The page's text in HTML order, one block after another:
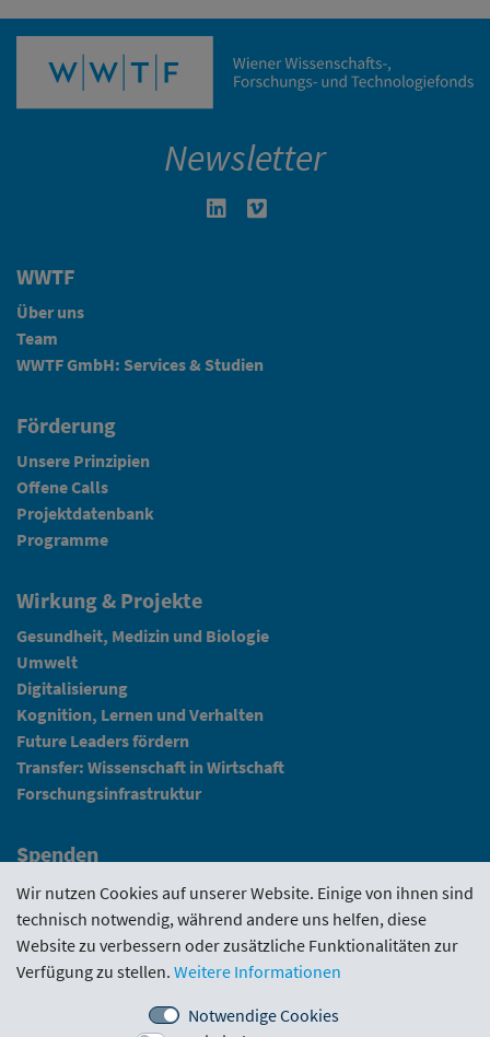
Newsletter
Linkedin in neuem Fenster öffnen
WWTF
Über uns
Team
WWTF GmbH: Services & Studien
Förderung
Unsere Prinzipien
Offene Calls
Projektdatenbank
Programme
Wirkung & Projekte
Gesundheit, Medizin und Biologie
Umwelt
Digitalisierung
Kognition, Lernen und Verhalten
Future Leaders fördern
Transfer: Wissenschaft in Wirtschaft
Forschungsinfrastruktur
Spenden
Fundraising
News
Intranet
Wir nutzen Cookies auf unserer Website. Einige von ihnen sind
technisch notwendig, während andere uns helfen, diese
Website zu verbessern oder zusätzliche Funktionalitäten zur
Verfügung zu stellen. Weitere Informationen
Notwendige Cookies